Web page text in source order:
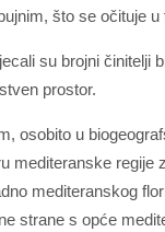
što se očituje u
su brojni činitelji
prostor.
osobito u
mediteranske regije
mediteranskog
strane s opće